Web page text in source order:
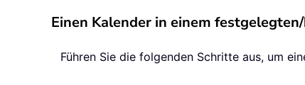
Einen Kalender in einem
Führen Sie die folgenden Schritte aus, um